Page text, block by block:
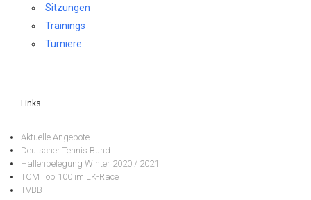
Sitzungen
Trainings
Turniere
Links
Aktuelle Angebote
Deutscher Tennis Bund
Hallenbelegung Winter 2020 / 2021
TCM Top 100 im LK-Race
TVBB